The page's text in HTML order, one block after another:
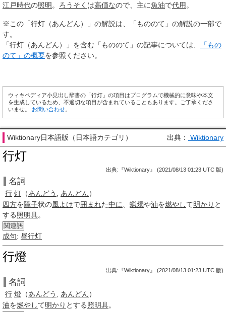
江戸時代の照明。 ろうそく は高価なので、主に魚油で代用。
※この「行灯（あんどん）」の解説は、「もののて」の解説の一部で
す。
「行灯（あんどん）」を含む「もののて」の記事については、
「もの
のて」の概要を参照ください。
ウィキペディア小見出し辞書の「行灯」の項目はプログラムで機械的に意味や本文
を生成しているため、不適切な項目が含まれていることもあります。ご了承くださ
いませ。 お問い合わせ
Wiktionary日本語版（日本語カテゴリ） 出典： Wiktionary
行灯
出典:『Wiktionary』 (2021/08/13 01:23 UTC 版)
名詞
行 灯 （あんどう , あんどん）
四方を障子状の風よけで囲まれた中に、 蝋燭や油を燃やして明かり と
する照明具。
関連語
成句: 昼行灯
行燈
出典:『Wiktionary』 (2021/08/13 01:23 UTC 版)
名詞
行 燈 （あんどう , あんどん）
油を燃やして明かり とする照明具。